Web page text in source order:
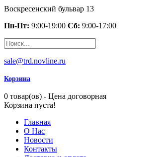
Воскресенский бульвар 13
Пн-Пт: 9:00-19:00 Сб: 9:00-17:00
sale@trd.novline.ru
Корзина
0 товар(ов) - Цена договорная
Корзина пуста!
Главная
О Нас
Новости
Контакты